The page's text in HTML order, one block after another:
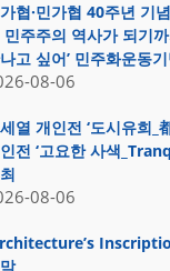
협·민가협 40주년 기
민주주의 역사가 되기
고 싶어’ 민주화운동
08-06
열 개인전 ‘도시유희_
전 ‘고요한 사색
08-06